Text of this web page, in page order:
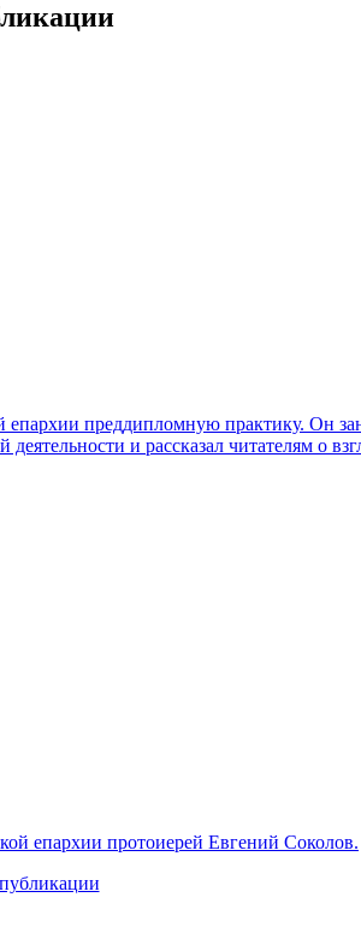
преддипломную практику. Он
и рассказал читателям о
епархии протоиерей Евгений Соколов.